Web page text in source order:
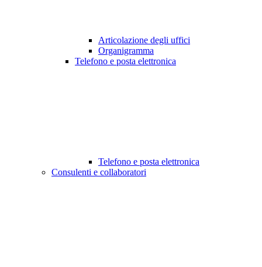
Articolazione degli uffici
Organigramma
Telefono e posta elettronica
Telefono e posta elettronica
Consulenti e collaboratori